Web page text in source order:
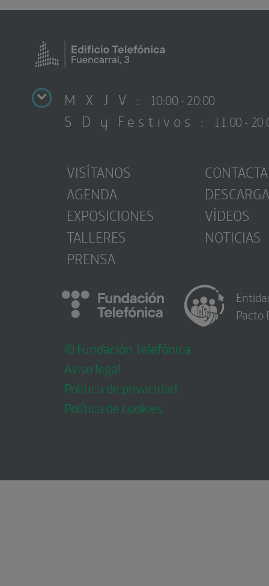
M X J V : 10:00 - 20:00
S D y Festivos : 11:00 -
VISÍTANOS
AGENDA
EXPOSICIONES
TALLERES
PRENSA
CONTACTA
VÍDEOS
NOTICIAS
© Fundación Telefónica
Aviso legal
Política de privacidad
Política de cookies
Pacto